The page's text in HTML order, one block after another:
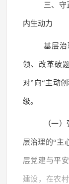
三、守
内生动力
基层治
领、改革破
对”向“主动
级。
（一
层治理的“主
层党建与平
建设，在农